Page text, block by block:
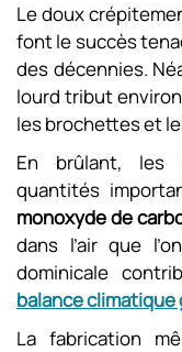
Le doux
font le succès
des décennies.
lourd tribut
les brochettes et
En brûlant, les
quantités
monoxyde de
dans l’air que
dominicale
balance climatique
La fabrication